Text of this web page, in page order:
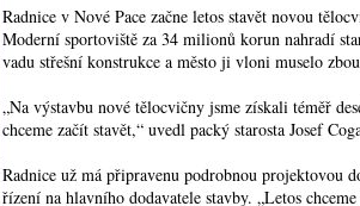
Radnice v Nové Pace začne letos stavět novou
Moderní sportoviště za 34 milionů korun nahradí
vadu střešní konstrukce a město ji vloni muselo
„Na výstavbu nové tělocvičny jsme získali téměř
chceme začít stavět,“ uvedl packý starosta Josef
Radnice už má připravenu podrobnou projektovou
řízení na hlavního dodavatele stavby. „Letos